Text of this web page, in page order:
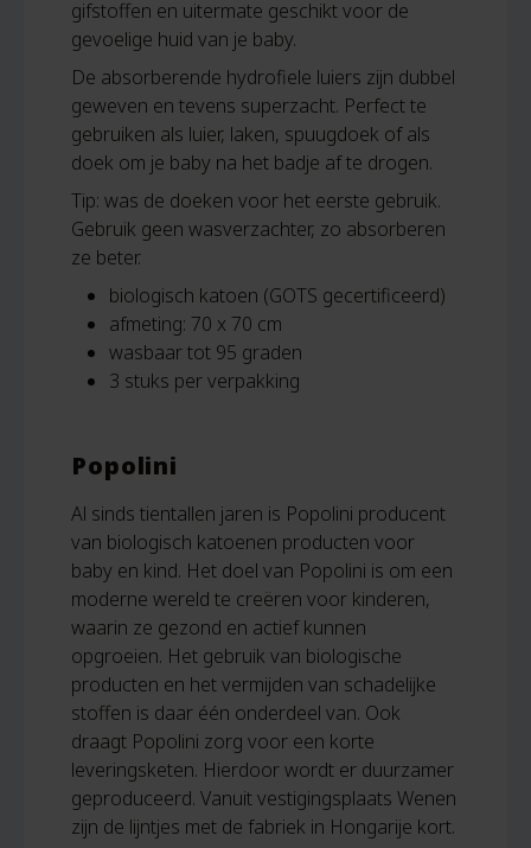
gifstoffen en uitermate geschikt voor de
gevoelige huid van je baby.
De absorberende hydrofiele luiers zijn dubbel
geweven en tevens superzacht. Perfect te
gebruiken als luier, laken, spuugdoek of als
doek om je baby na het badje af te drogen.
Tip: was de doeken voor het eerste gebruik.
Gebruik geen wasverzachter, zo absorberen
ze beter.
biologisch katoen (GOTS gecertificeerd)
afmeting: 70 x 70 cm
wasbaar tot 95 graden
3 stuks per verpakking
Popolini
Al sinds tientallen jaren is Popolini producent
van biologisch katoenen producten voor
baby en kind. Het doel van Popolini is om een
moderne wereld te creëren voor kinderen,
waarin ze gezond en actief kunnen
opgroeien. Het gebruik van biologische
producten en het vermijden van schadelijke
stoffen is daar één onderdeel van. Ook
draagt Popolini zorg voor een korte
leveringsketen. Hierdoor wordt er duurzamer
geproduceerd. Vanuit vestigingsplaats Wenen
zijn de lijntjes met de fabriek in Hongarije kort.